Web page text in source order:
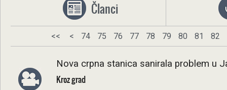
Članci
<< < 74 75 76 77 78 79 80 81 82
Nova crpna stanica sanirala problem u
Kroz grad